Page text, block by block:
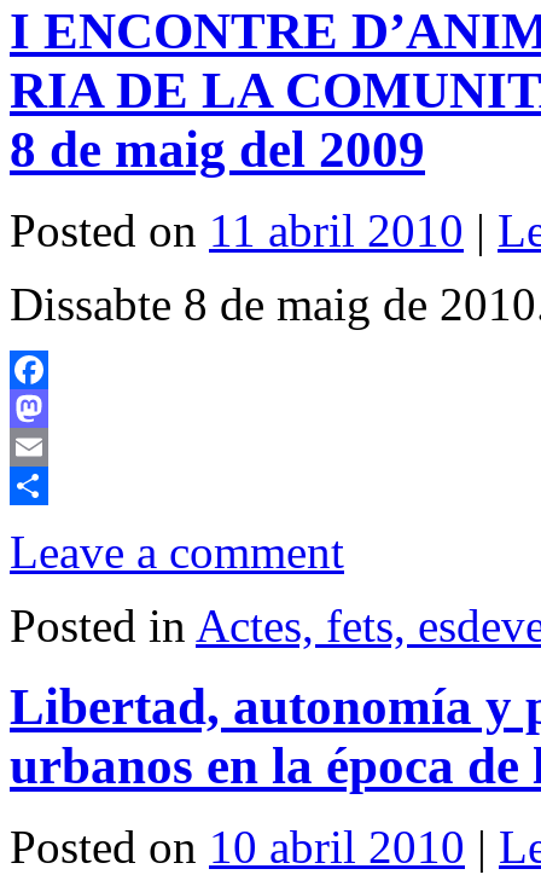
I ENCONTRE
RIA DE LA
8 de maig del 2009
Posted on 11 abril 2010 |
Dissabte 8 de maig de
Facebook
Mastodon
Email
Leave a comment
Posted in Actes, fets,
Libertad, autonomía y
urbanos en la época
Posted on 10 abril 2010 |